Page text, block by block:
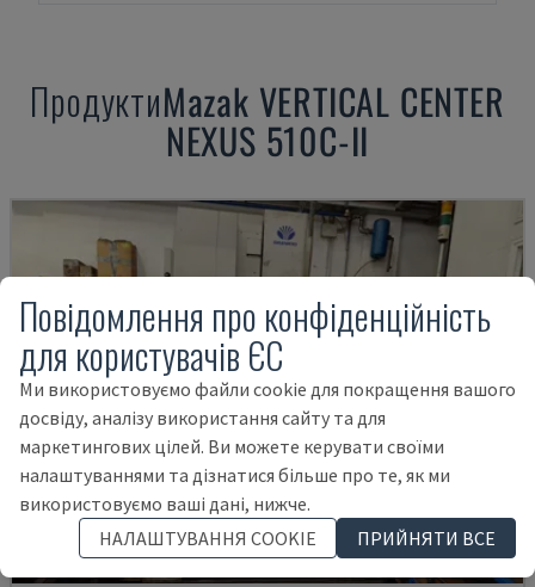
ПродуктиMazak VERTICAL CENTER
NEXUS 510C-II
Повідомлення про конфіденційність
для користувачів ЄС
Ми використовуємо файли cookie для покращення вашого
досвіду, аналізу використання сайту та для
маркетингових цілей. Ви можете керувати своїми
налаштуваннями та дізнатися більше про те, як ми
використовуємо ваші дані, нижче.
НАЛАШТУВАННЯ COOKIE
ПРИЙНЯТИ ВСЕ